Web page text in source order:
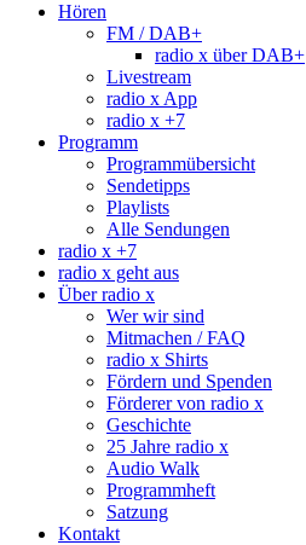
Hören
FM / DAB+
radio x über DAB+
Livestream
radio x App
radio x +7
Programm
Programmübersicht
Sendetipps
Playlists
Alle Sendungen
radio x +7
radio x geht aus
Über radio x
Wer wir sind
Mitmachen / FAQ
radio x Shirts
Fördern und Spenden
Förderer von radio x
Geschichte
25 Jahre radio x
Audio Walk
Programmheft
Satzung
Kontakt